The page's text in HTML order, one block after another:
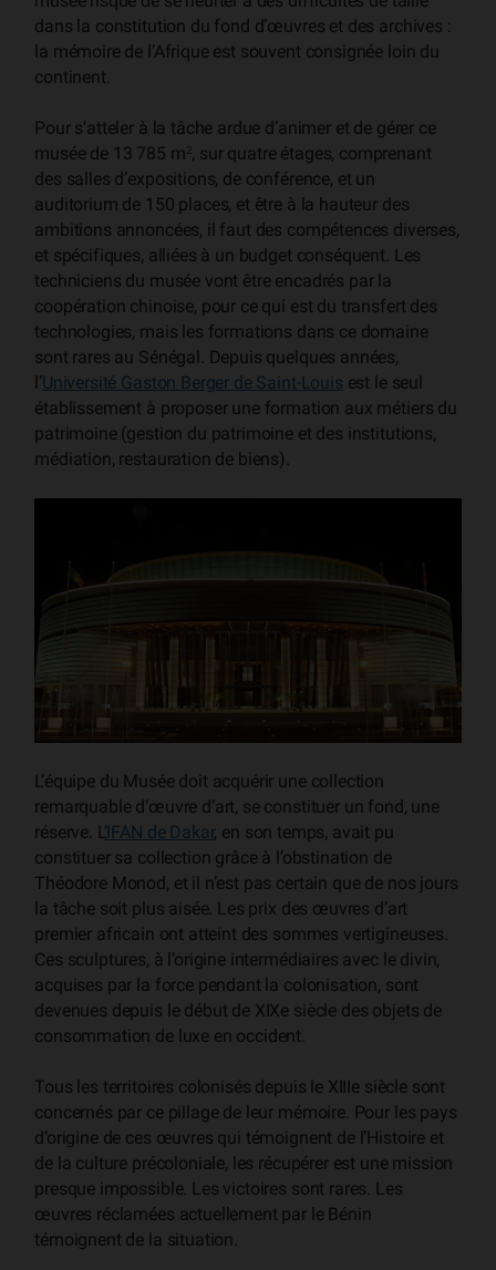
dans la constitution du fond d’œuvres et des archives :
la mémoire de l’Afrique est souvent consignée loin du
continent.
Pour s’atteler à la tâche ardue d’animer et de gérer ce
musée de 13 785 m2, sur quatre étages, comprenant
des salles d’expositions, de conférence, et un
auditorium de 150 places, et être à la hauteur des
ambitions annoncées, il faut des compétences diverses,
et spécifiques, alliées à un budget conséquent. Les
techniciens du musée vont être encadrés par la
coopération chinoise, pour ce qui est du transfert des
technologies, mais les formations dans ce domaine
sont rares au Sénégal. Depuis quelques années,
l’Université Gaston Berger de Saint-Louis est le seul
établissement à proposer une formation aux métiers du
patrimoine (gestion du patrimoine et des institutions,
médiation, restauration de biens).
L’équipe du Musée doit acquérir une collection
remarquable d’œuvre d‘art, se constituer un fond, une
réserve. L ’IFAN de Dakar, en son temps, avait pu
constituer sa collection grâce à l’obstination de
Théodore Monod, et il n’est pas certain que de nos jours
la tâche soit plus aisée. Les prix des œuvres d’art
premier africain ont atteint des sommes vertigineuses.
Ces sculptures, à l’origine intermédiaires avec le divin,
acquises par la force pendant la colonisation, sont
devenues depuis le début de XIXe siècle des objets de
consommation de luxe en occident.
Tous les territoires colonisés depuis le XIIIe siècle sont
concernés par ce pillage de leur mémoire. Pour les pays
d’origine de ces œuvres qui témoignent de l’Histoire et
de la culture précoloniale, les récupérer est une mission
presque impossible. Les victoires sont rares. Les
œuvres réclamées actuellement par le Bénin
témoignent de la situation.